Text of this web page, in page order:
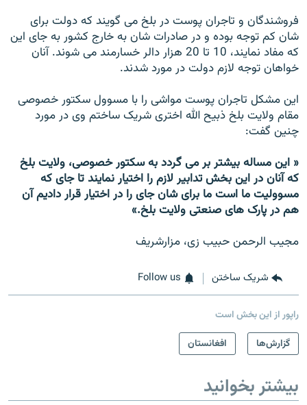
فروشندگان و تاجران پوست در بلخ می گویند که دولت برای
شان کم توجه بوده و در صادرات شان به خارج کشور به جای این
که مفاد نمایند، 10 تا 20 هزار دالر خسارمند می شوند. آنان
خواهان توجه لازم دولت در مورد شدند.
این مشکل تاجران پوست مواشی را با مسوول سکتور خصوصی
مقام ولایت بلخ ذبیح الله اختری شریک ساختم وی در مورد
چنین گفت:
« این مساله بیشتر بر می گردد به سکتور خصوصی، ولایت بلخ
که آنان در این بخش تدابیر لازم را اختیار نمایند تا جای که
مسوولیت ما است ما برای شان جای را در اختیار قرار دادیم آن
هم در پارک های صنعتی ولایت بلخ.»
مجیب الرحمن حبیب زی، مزارشریف
شریک ساختن Follow us
راپور از این بخش است
گزارش‌ها
افغانستان
بیشتر بخوانید